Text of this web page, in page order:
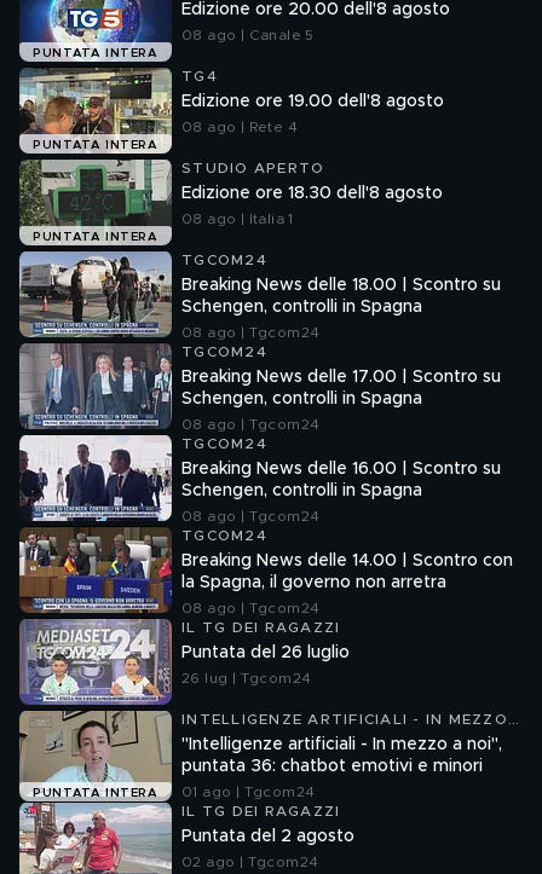
PUNTATA INTERA
Edizione ore 20.00 dell'8 agosto
08 ago | Canale 5
PUNTATA INTERA
TG4
Edizione ore 19.00 dell'8 agosto
08 ago | Rete 4
PUNTATA INTERA
STUDIO APERTO
Edizione ore 18.30 dell'8 agosto
08 ago | Italia 1
TGCOM24
Breaking News delle 18.00 | Scontro su
Schengen, controlli in Spagna
08 ago | Tgcom24
TGCOM24
Breaking News delle 17.00 | Scontro su
Schengen, controlli in Spagna
08 ago | Tgcom24
TGCOM24
Breaking News delle 16.00 | Scontro su
Schengen, controlli in Spagna
08 ago | Tgcom24
TGCOM24
Breaking News delle 14.00 | Scontro con
la Spagna, il governo non arretra
08 ago | Tgcom24
IL TG DEI RAGAZZI
Puntata del 26 luglio
26 lug | Tgcom24
PUNTATA INTERA
INTELLIGENZE ARTIFICIALI - IN MEZZO
A NOI
"Intelligenze artificiali - In mezzo a noi",
puntata 36: chatbot emotivi e minori
01 ago | Tgcom24
IL TG DEI RAGAZZI
Puntata del 2 agosto
02 ago | Tgcom24